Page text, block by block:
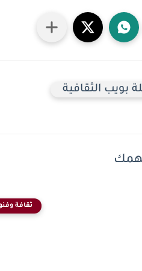
بويب الثقافية
ثقافة